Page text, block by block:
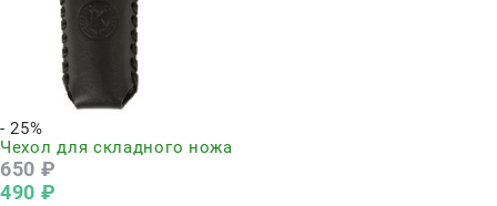
- 25%
Чехол для складного ножа
650 ₽
490 ₽